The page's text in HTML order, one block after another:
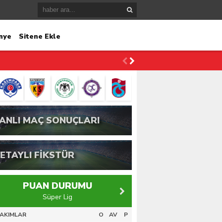
Sitene Ekle
MAÇ SONUÇLARI
FİKSTÜR
PUAN DURUMU
Süper Lig
O AV P